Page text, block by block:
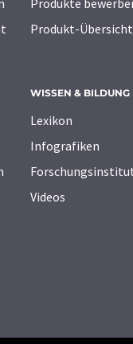
Produkte
Produkt-Übersicht
WISSEN & BILDUNG
Lexikon
Infografiken
Videos